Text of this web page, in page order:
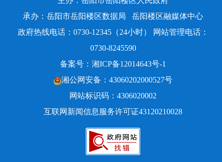
承办：岳阳市岳阳楼区数据局
岳阳楼区融媒体中心
政府热线电话：0730-12345（24小时） 网站管理电话：
0730-8245590
备案号： 湘ICP备12014643号-1
湘公网安备：43060202000527号
网站标识码：4306020002
互联网新闻信息服务许可证43120210028